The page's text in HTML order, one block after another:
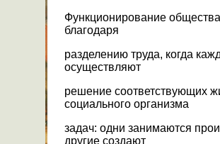
Функционирование
благодаря
разделению труда, когда
осуществляют
решение соответствующих
социального организма
задач: одни занимаются
другие создают